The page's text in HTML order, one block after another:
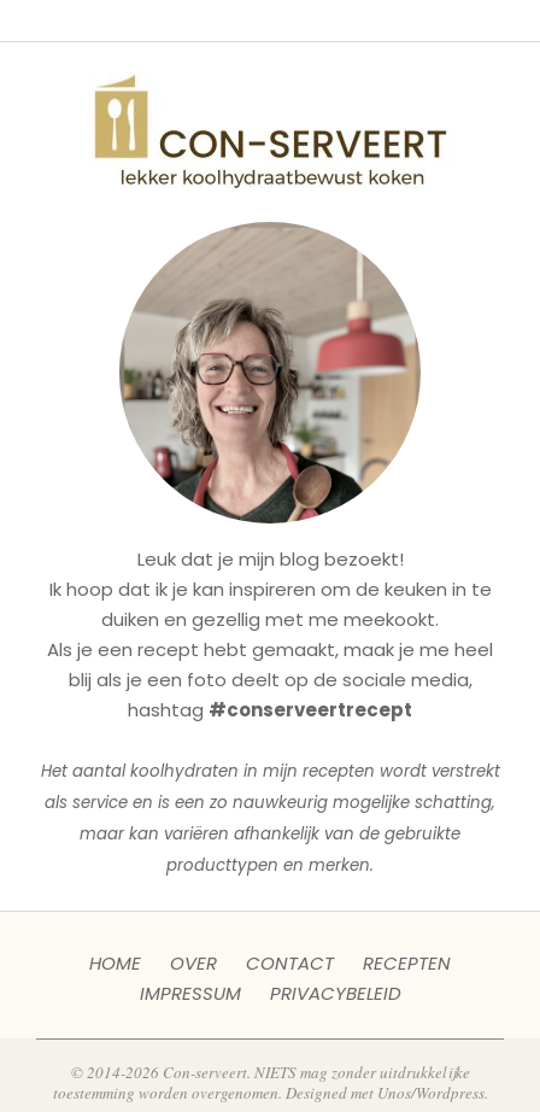
Leuk dat je mijn blog bezoekt!
Ik hoop dat ik je kan inspireren om de keuken in te
duiken en gezellig met me meekookt.
Als je een recept hebt gemaakt, maak je me heel
blij als je een foto deelt op de sociale media,
hashtag #conserveertrecept
Het aantal koolhydraten in mijn recepten wordt verstrekt
als service en is een zo nauwkeurig mogelijke schatting,
maar kan variëren afhankelijk van de gebruikte
producttypen en merken.
HOME OVER CONTACT
RECEPTEN
IMPRESSUM
PRIVACYBELEID
© 2014-2026 Con-serveert. NIETS mag zonder uitdrukkelijke
toestemming worden overgenomen. Designed met Unos/Wordpress.